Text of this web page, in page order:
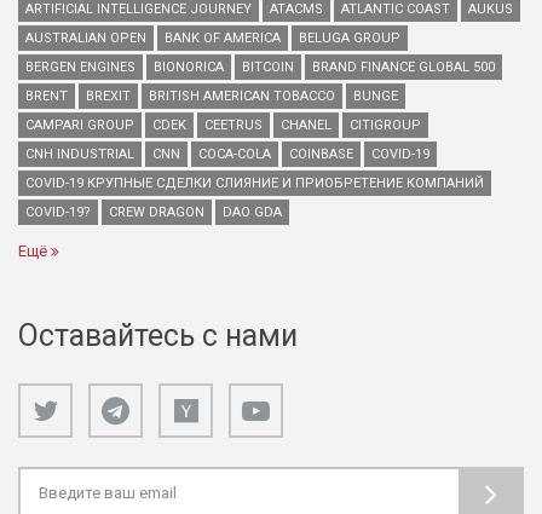
ARTIFICIAL INTELLIGENCE JOURNEY
ATACMS ATLANTIC COAST
AUKUS
AUSTRALIAN OPEN
BANK OF AMERICA
BELUGA GROUP
BERGEN ENGINES
BIONORICA BITCOIN
BRAND FINANCE GLOBAL 500
BRENT
BREXIT BRITISH AMERICAN TOBACCO
BUNGE
CAMPARI GROUP
CDEK CEETRUS CHANEL
CITIGROUP
CNH INDUSTRIAL
CNN COCA-COLA COINBASE
COVID-19
COVID-19 КРУПНЫЕ СДЕЛКИ СЛИЯНИЕ И ПРИОБРЕТЕНИЕ КОМПАНИЙ
COVID-19?
CREW DRAGON DAO GDA
Ещё
Оставайтесь с нами